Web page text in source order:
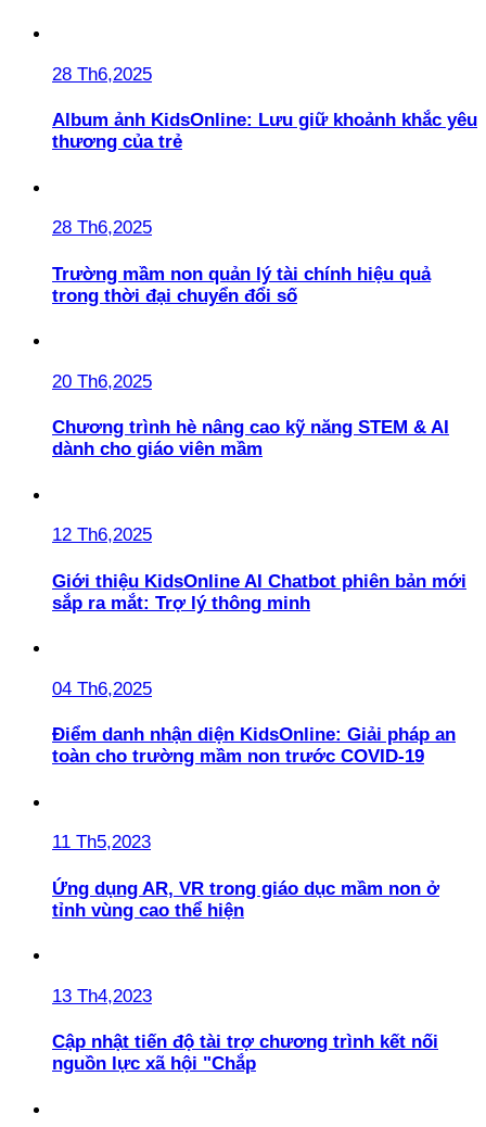
28 Th6,2025
Album ảnh KidsOnline: Lưu giữ khoảnh khắc yêu
thương của trẻ
28 Th6,2025
Trường mầm non quản lý tài chính hiệu quả
trong thời đại chuyển đổi số
20 Th6,2025
Chương trình hè nâng cao kỹ năng STEM & AI
dành cho giáo viên mầm
12 Th6,2025
Giới thiệu KidsOnline AI Chatbot phiên bản mới
sắp ra mắt: Trợ lý thông minh
04 Th6,2025
Điểm danh nhận diện KidsOnline: Giải pháp an
toàn cho trường mầm non trước COVID-19
11 Th5,2023
Ứng dụng AR, VR trong giáo dục mầm non ở
tỉnh vùng cao thể hiện
13 Th4,2023
Cập nhật tiến độ tài trợ chương trình kết nối
nguồn lực xã hội "Chắp